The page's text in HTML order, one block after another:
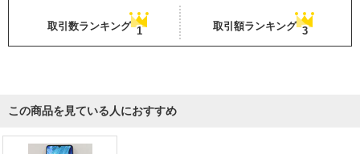
取引数ランキング 1 取引額ランキング 3
この商品を見ている人におすすめ